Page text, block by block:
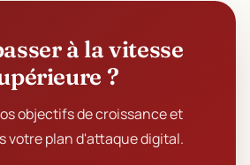
à la vitesse
?
objectifs de croissance et
votre plan d'attaque digital.